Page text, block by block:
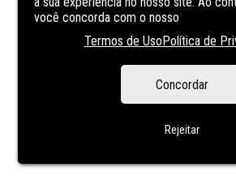
você concorda com o nosso
Termos de UsoPolítica de
Concordar
Rejeitar